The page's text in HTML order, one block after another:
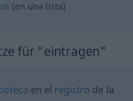
(en una lista)
für "eintragen"
en el registro de la